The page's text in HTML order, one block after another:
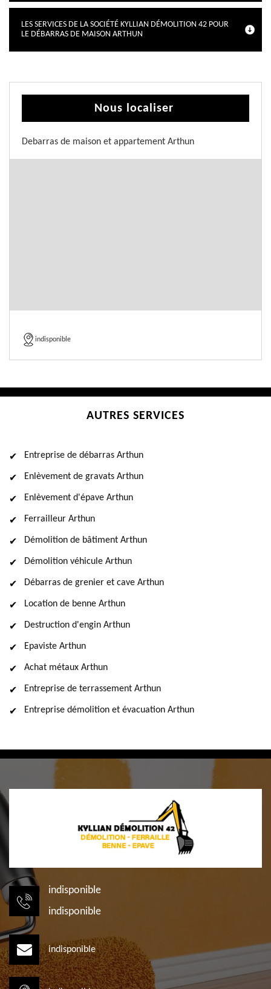
LES SERVICES DE LA SOCIÉTÉ KYLLIAN DÉMOLITION 42 POUR
LE DÉBARRAS DE MAISON ARTHUN
Nous localiser
Debarras de maison et appartement Arthun
indisponible
AUTRES SERVICES
Entreprise de débarras Arthun
Enlèvement de gravats Arthun
Enlèvement d'épave Arthun
Ferrailleur Arthun
Démolition de bâtiment Arthun
Démolition véhicule Arthun
Débarras de grenier et cave Arthun
Location de benne Arthun
Destruction d'engin Arthun
Epaviste Arthun
Achat métaux Arthun
Entreprise de terrassement Arthun
Entreprise démolition et évacuation Arthun
indisponible
indisponible
indisponible